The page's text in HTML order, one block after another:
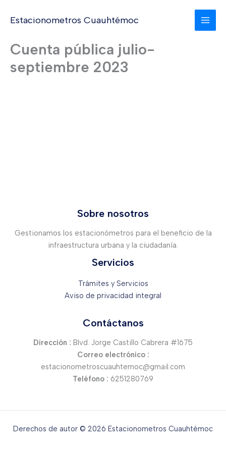
Estacionometros Cuauhtémoc
Cuenta pública julio-
septiembre 2023
Sobre nosotros
Gestionamos los estacionómetros para el beneficio de la
infraestructura urbana y la ciudadanía.
Servicios
Trámites y Servicios
Aviso de privacidad integral
Contáctanos
Dirección : Blvd. Jorge Castillo Cabrera #1675
Correo electrónico :
estacionometroscuauhtemoc@gmail.com
Teléfono : 6251280769
Derechos de autor © 2026 Estacionometros Cuauhtémoc